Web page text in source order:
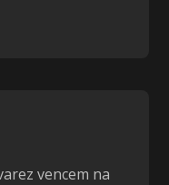
vencem na